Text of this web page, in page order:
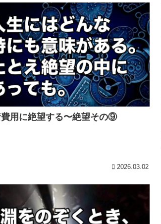
用に絶望する〜絶望その⑨
2026.03.02